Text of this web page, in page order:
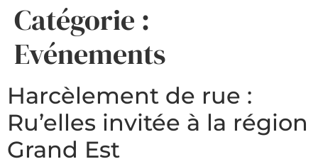
Catégorie :
Evénements
Harcèlement de rue :
Ru’elles invitée à la région
Grand Est